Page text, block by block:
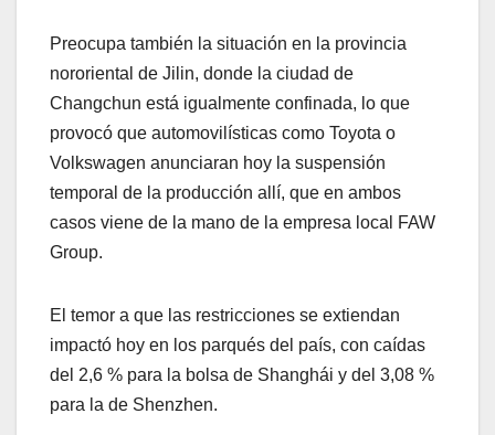
Preocupa también la situación en la provincia
nororiental de Jilin, donde la ciudad de
Changchun está igualmente confinada, lo que
provocó que automovilísticas como Toyota o
Volkswagen anunciaran hoy la suspensión
temporal de la producción allí, que en ambos
casos viene de la mano de la empresa local FAW
Group.
El temor a que las restricciones se extiendan
impactó hoy en los parqués del país, con caídas
del 2,6 % para la bolsa de Shanghái y del 3,08 %
para la de Shenzhen.